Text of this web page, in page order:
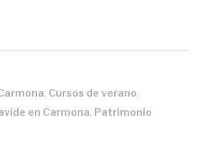
, Cursos de verano,
en Carmona, Patrimonio